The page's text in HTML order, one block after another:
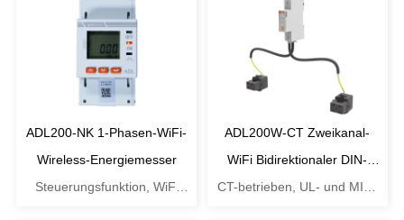
ADL200-NK 1-Phasen-WiFi-
Wireless-Energiemesser
Steuerungsfunktion, WiFi
ADL200W-CT Zweikanal-
WiFi Bidirektionaler DIN-
Schienen-Energiemesser
CT-betrieben, UL- und MID-